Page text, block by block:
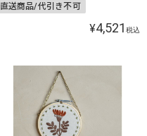
直送商品/代引き不可
¥4,521 税込